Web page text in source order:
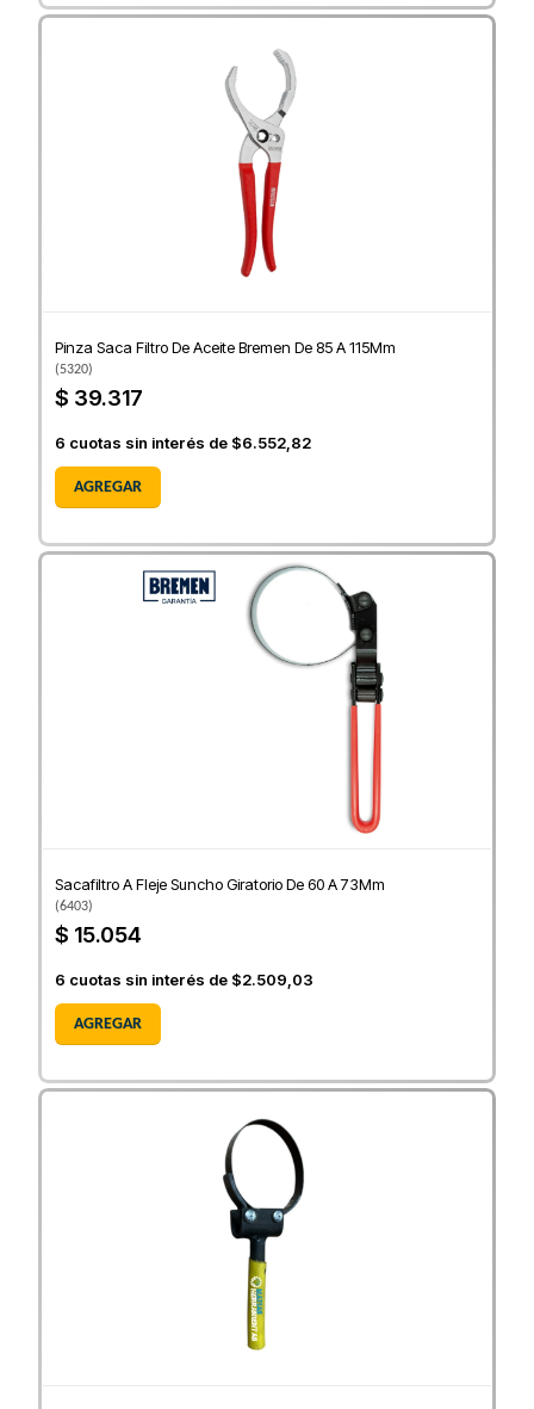
Pinza Saca Filtro De Aceite Bremen De 85 A 115Mm
(5320)
$ 39.317
6 cuotas sin interés de $6.552,82
AGREGAR
Sacafiltro A Fleje Suncho Giratorio De 60 A 73Mm
(6403)
$ 15.054
6 cuotas sin interés de $2.509,03
AGREGAR